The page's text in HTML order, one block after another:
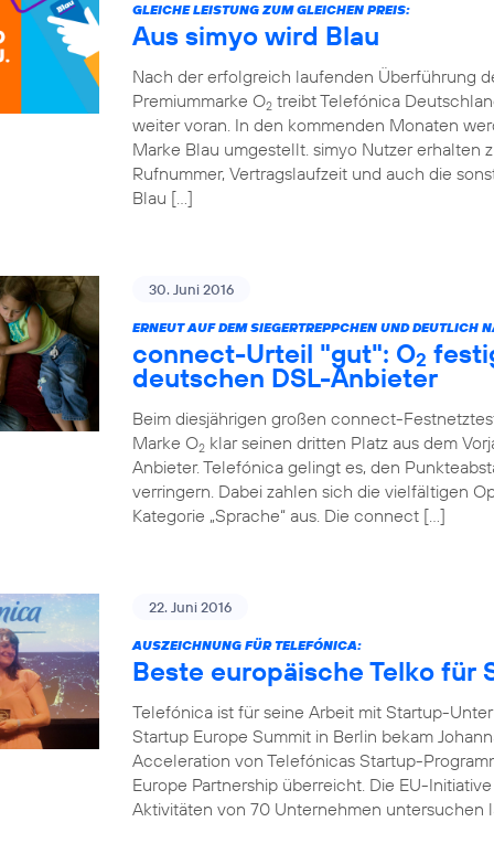
GLEICHE LEISTUNG ZUM GLEICHEN PREIS:
Aus simyo wird Blau
Nach der erfolgreich laufenden Überführung
Premiummarke O2 treibt Telefónica
weiter voran. In den kommenden Monaten
Marke Blau umgestellt. simyo Nutzer erhalten
Rufnummer, Vertragslaufzeit und auch die
Blau […]
30. Juni 2016
ERNEUT AUF DEM SIEGERTREPPCHEN UND DEUTLICH
connect-Urteil "gut": O2
deutschen DSL-Anbieter
Beim diesjährigen großen connect-
Marke O2 klar seinen dritten Platz aus dem
Anbieter. Telefónica gelingt es, den
verringern. Dabei zahlen sich die vielfältigen
Kategorie „Sprache“ aus. Die connect […]
22. Juni 2016
AUSZEICHNUNG FÜR TELEFÓNICA:
Beste europäische Telko für
Telefónica ist für seine Arbeit mit Startup-
Startup Europe Summit in Berlin bekam
Acceleration von Telefónicas Startup-
Europe Partnership überreicht. Die EU-
Aktivitäten von 70 Unternehmen untersuchen